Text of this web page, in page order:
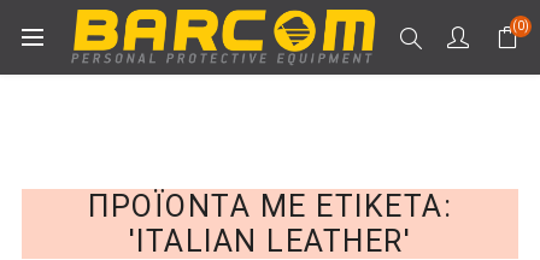
(0)
ΠΡΟΪΌΝΤΑ ΜΕ ΕΤΙΚΈΤΑ:
'ITALIAN LEATHER'